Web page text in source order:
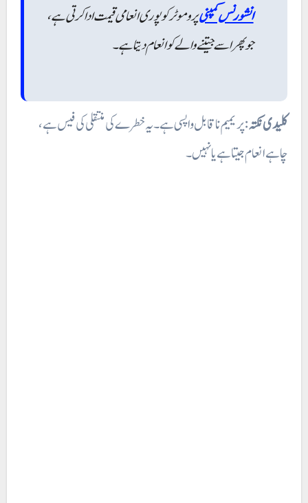
انشورنس کمپنیپروموٹر کو پوری انعامی قیمت ادا کرتی ہے،
جو پھر اسے جیتنے والے کو انعام دیتا ہے۔
کلیدی نکتہ: پریمیم ناقابل واپسی ہے۔ یہ خطرے کی منتقلی کی فیس ہے،
چاہے انعام جیتا ہے یا نہیں۔